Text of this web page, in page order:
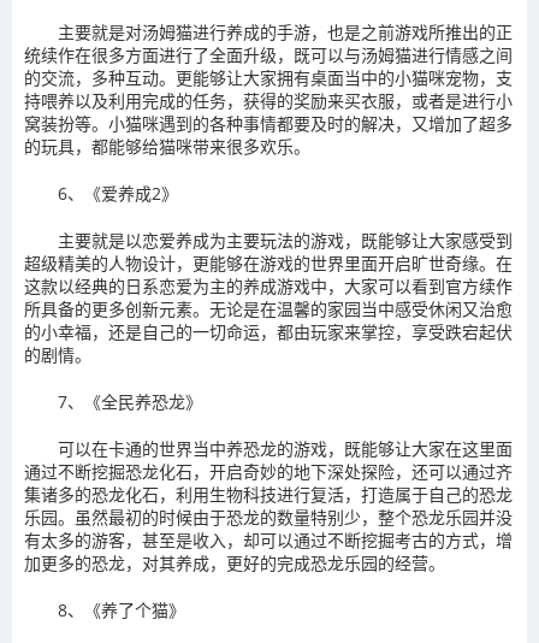
主要就是对汤姆猫进行养成的手游，也是之前游戏所推出的正
统续作在很多方面进行了全面升级，既可以与汤姆猫进行情感之间
的交流，多种互动。更能够让大家拥有桌面当中的小猫咪宠物，支
持喂养以及利用完成的任务，获得的奖励来买衣服，或者是进行小
窝装扮等。小猫咪遇到的各种事情都要及时的解决，又增加了超多
的玩具，都能够给猫咪带来很多欢乐。
6、《爱养成2》
主要就是以恋爱养成为主要玩法的游戏，既能够让大家感受到
超级精美的人物设计，更能够在游戏的世界里面开启旷世奇缘。在
这款以经典的日系恋爱为主的养成游戏中，大家可以看到官方续作
所具备的更多创新元素。无论是在温馨的家园当中感受休闲又治愈
的小幸福，还是自己的一切命运，都由玩家来掌控，享受跌宕起伏
的剧情。
7、《全民养恐龙》
可以在卡通的世界当中养恐龙的游戏，既能够让大家在这里面
通过不断挖掘恐龙化石，开启奇妙的地下深处探险，还可以通过齐
集诸多的恐龙化石，利用生物科技进行复活，打造属于自己的恐龙
乐园。虽然最初的时候由于恐龙的数量特别少，整个恐龙乐园并没
有太多的游客，甚至是收入，却可以通过不断挖掘考古的方式，增
加更多的恐龙，对其养成，更好的完成恐龙乐园的经营。
8、《养了个猫》